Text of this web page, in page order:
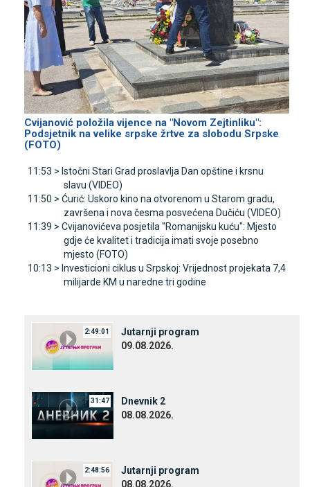
Cvijanović položila vijence na "Novom Zejtinliku":
Podsjetnik na velike srpske žrtve za slobodu Srpske
(FOTO)
11:53 > Istočni Stari Grad proslavlja Dan opštine i krsnu
slavu (VIDEO)
11:50 > Ćurić: Uskoro kino na otvorenom u Starom gradu,
završena i nova česma posvećena Dučiću (VIDEO)
11:39 > Cvijanovićeva posjetila "Romanijsku kuću": Mjesto
gdje će kvalitet i tradicija imati svoje posebno
mjesto (FOTO)
10:13 > Investicioni ciklus u Srpskoj: Vrijednost projekata 7,4
milijarde KM u naredne tri godine
2:49:01
Јutarnji program
09.08.2026.
31:47
Dnevnik 2
08.08.2026.
2:48:56
Јutarnji program
08.08.2026.